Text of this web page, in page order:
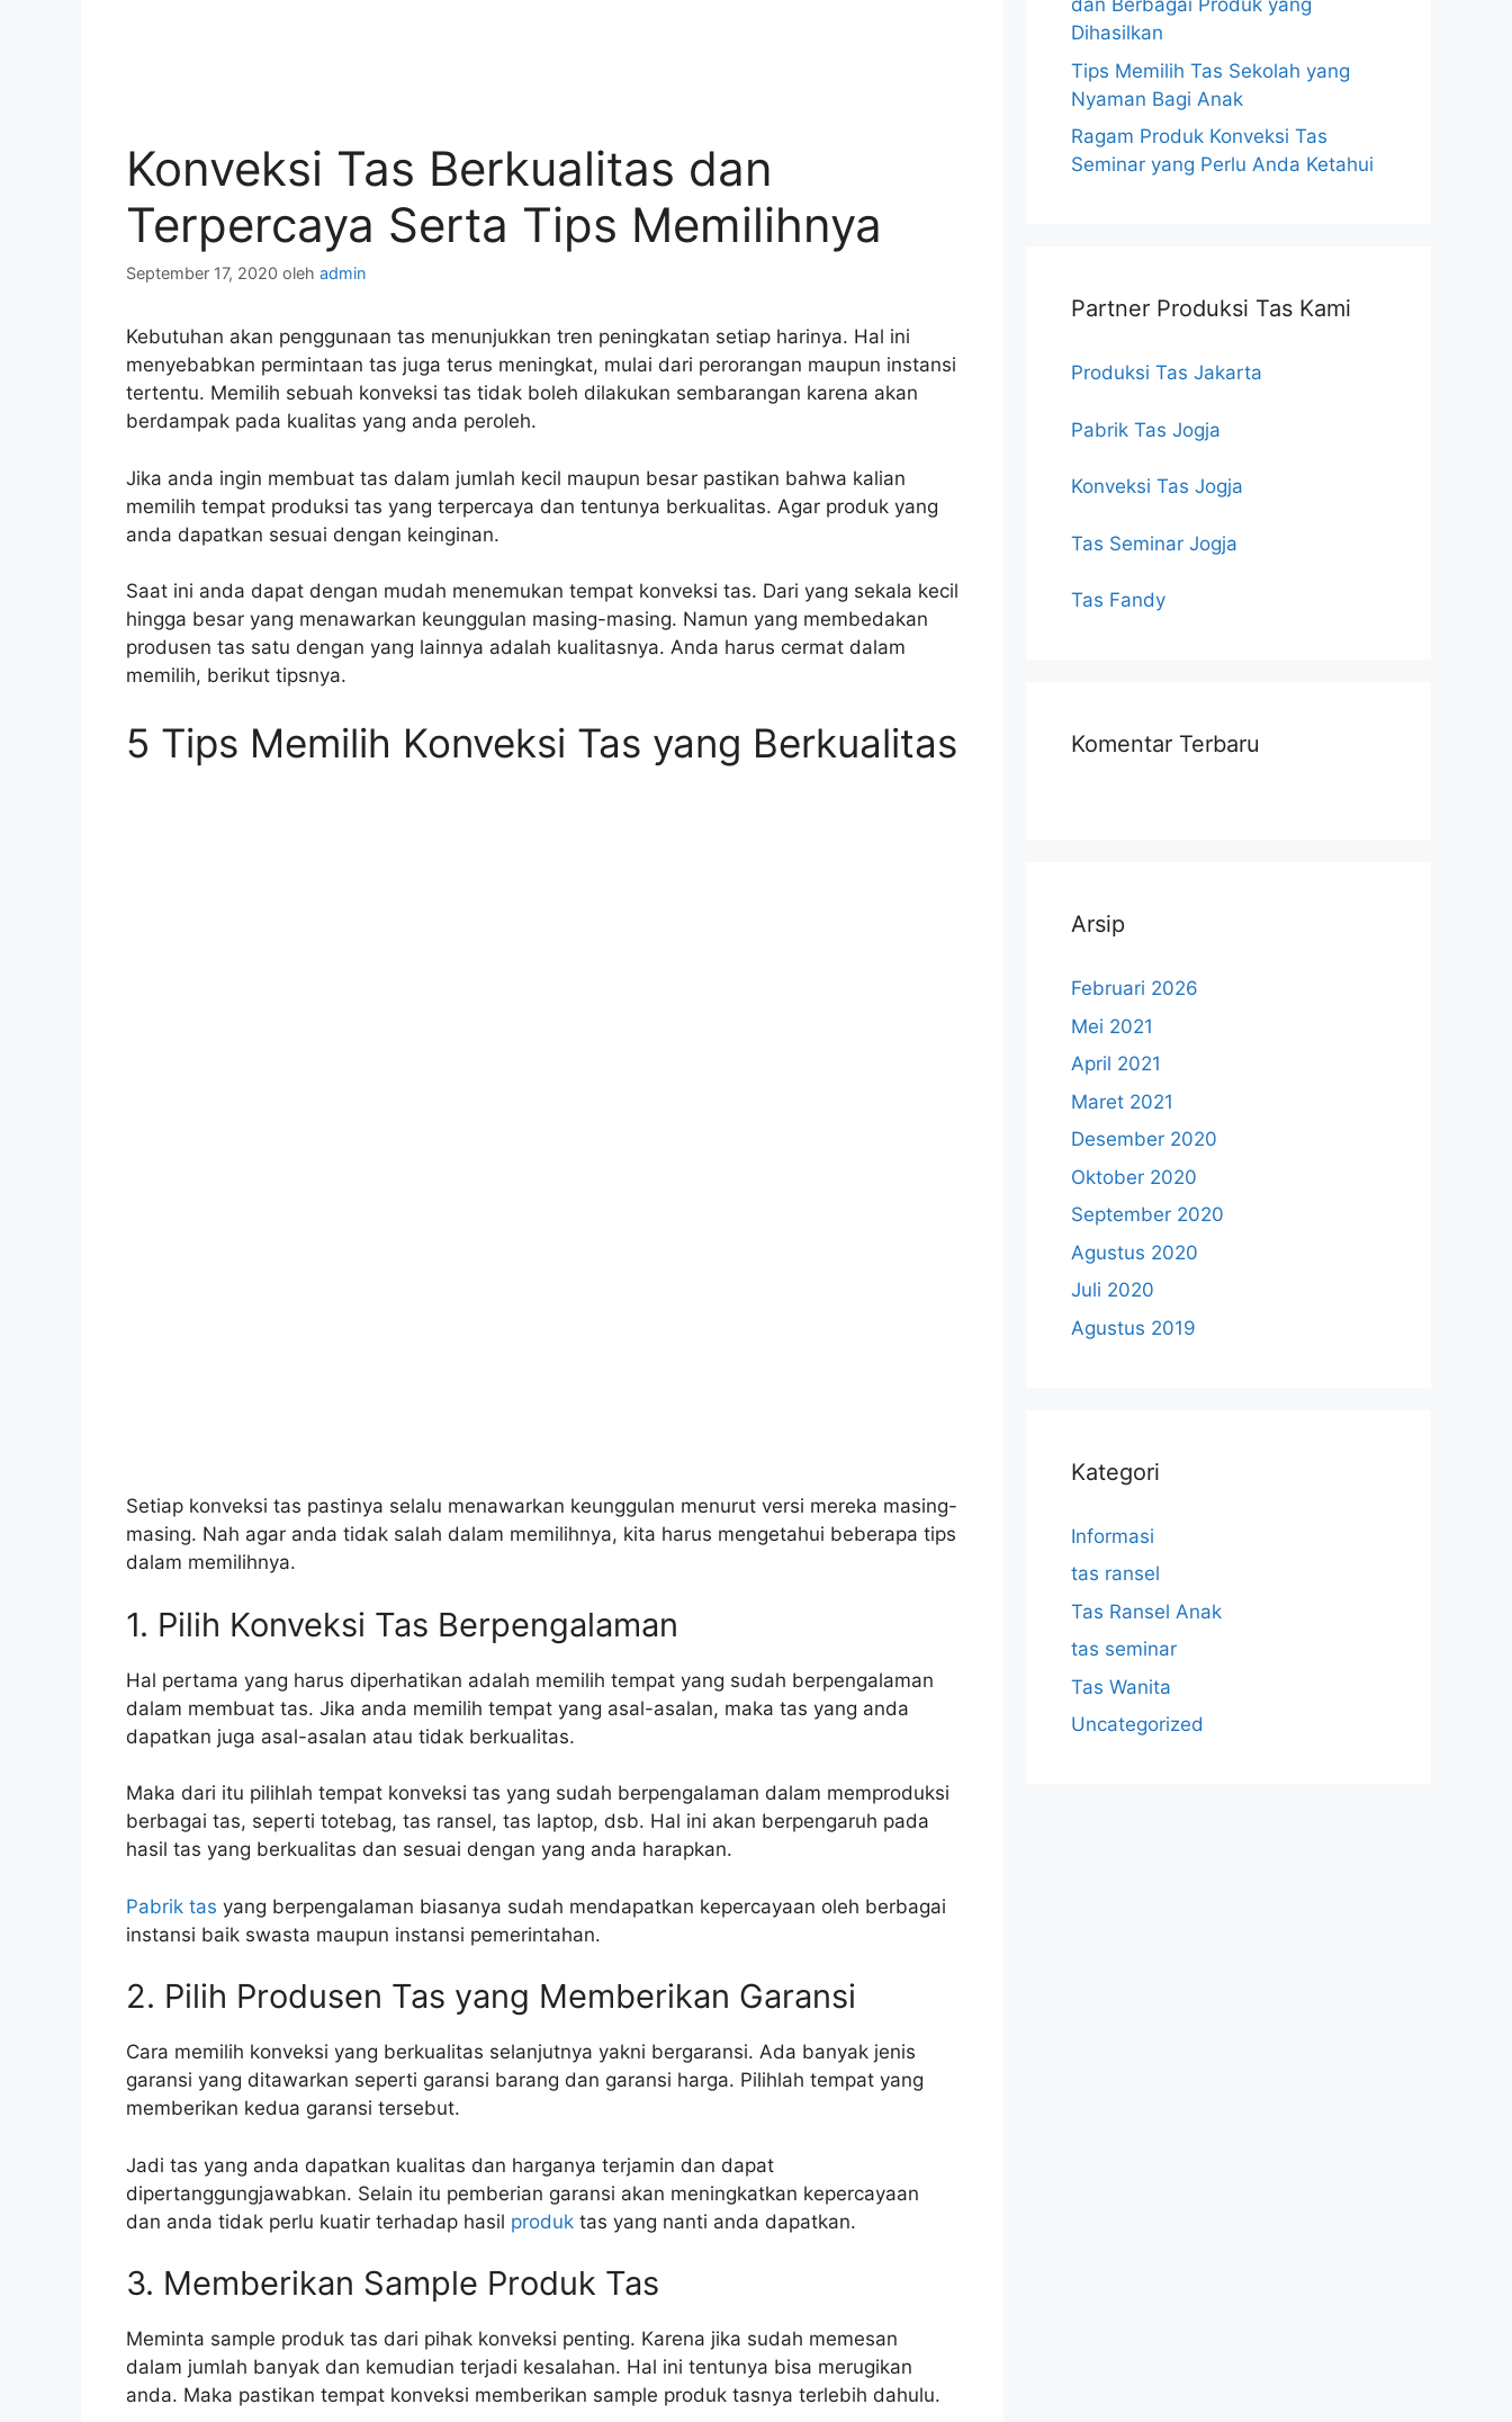
Konveksi Tas Berkualitas dan
Terpercaya Serta Tips Memilihnya
September 17, 2020 oleh admin
Kebutuhan akan penggunaan tas menunjukkan tren peningkatan setiap harinya. Hal ini
menyebabkan permintaan tas juga terus meningkat, mulai dari perorangan maupun instansi
tertentu. Memilih sebuah konveksi tas tidak boleh dilakukan sembarangan karena akan
berdampak pada kualitas yang anda peroleh.
Jika anda ingin membuat tas dalam jumlah kecil maupun besar pastikan bahwa kalian
memilih tempat produksi tas yang terpercaya dan tentunya berkualitas. Agar produk yang
anda dapatkan sesuai dengan keinginan.
Saat ini anda dapat dengan mudah menemukan tempat konveksi tas. Dari yang sekala kecil
hingga besar yang menawarkan keunggulan masing-masing. Namun yang membedakan
produsen tas satu dengan yang lainnya adalah kualitasnya. Anda harus cermat dalam
memilih, berikut tipsnya.
5 Tips Memilih Konveksi Tas yang Berkualitas
Setiap konveksi tas pastinya selalu menawarkan keunggulan menurut versi mereka masing-
masing. Nah agar anda tidak salah dalam memilihnya, kita harus mengetahui beberapa tips
dalam memilihnya.
1. Pilih Konveksi Tas Berpengalaman
Hal pertama yang harus diperhatikan adalah memilih tempat yang sudah berpengalaman
dalam membuat tas. Jika anda memilih tempat yang asal-asalan, maka tas yang anda
dapatkan juga asal-asalan atau tidak berkualitas.
Maka dari itu pilihlah tempat konveksi tas yang sudah berpengalaman dalam memproduksi
berbagai tas, seperti totebag, tas ransel, tas laptop, dsb. Hal ini akan berpengaruh pada
hasil tas yang berkualitas dan sesuai dengan yang anda harapkan.
Pabrik tas yang berpengalaman biasanya sudah mendapatkan kepercayaan oleh berbagai
instansi baik swasta maupun instansi pemerintahan.
2. Pilih Produsen Tas yang Memberikan Garansi
Cara memilih konveksi yang berkualitas selanjutnya yakni bergaransi. Ada banyak jenis
garansi yang ditawarkan seperti garansi barang dan garansi harga. Pilihlah tempat yang
memberikan kedua garansi tersebut.
Jadi tas yang anda dapatkan kualitas dan harganya terjamin dan dapat
dipertanggungjawabkan. Selain itu pemberian garansi akan meningkatkan kepercayaan
dan anda tidak perlu kuatir terhadap hasil produk tas yang nanti anda dapatkan.
3. Memberikan Sample Produk Tas
Meminta sample produk tas dari pihak konveksi penting. Karena jika sudah memesan
dalam jumlah banyak dan kemudian terjadi kesalahan. Hal ini tentunya bisa merugikan
anda. Maka pastikan tempat konveksi memberikan sample produk tasnya terlebih dahulu.
dan Berbagai Produk yang
Dihasilkan
Tips Memilih Tas Sekolah yang
Nyaman Bagi Anak
Ragam Produk Konveksi Tas
Seminar yang Perlu Anda Ketahui
Partner Produksi Tas Kami
Produksi Tas Jakarta
Pabrik Tas Jogja
Konveksi Tas Jogja
Tas Seminar Jogja
Tas Fandy
Komentar Terbaru
Arsip
Februari 2026
Mei 2021
April 2021
Maret 2021
Desember 2020
Oktober 2020
September 2020
Agustus 2020
Juli 2020
Agustus 2019
Kategori
Informasi
tas ransel
Tas Ransel Anak
tas seminar
Tas Wanita
Uncategorized